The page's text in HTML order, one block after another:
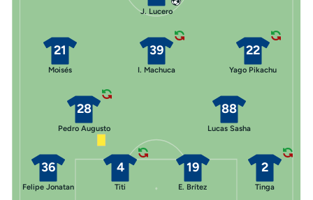
36
Felipe Jonatan
4
Titi
19
E. Brítez
2
Tinga
28
Pedro Augusto
88
Lucas Sasha
21
Moisés
39
I. Machuca
22
Yago Pikachu
J. Lucero